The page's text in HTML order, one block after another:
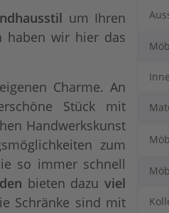
um Ihren
haben wir hier das
Charme. An
Stück mit
Handwerkskunst
zum
so immer schnell
bieten dazuviel
Schränke sind mit